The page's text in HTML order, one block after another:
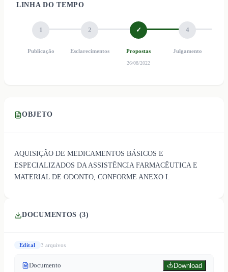
LINHA DO TEMPO
1
Publicação
2
Esclarecimentos
✓
Propostas
26/08/2022
4
Julgamento
OBJETO
AQUISIÇÃO DE MEDICAMENTOS BÁSICOS E
ESPECIALIZADOS DA ASSISTÊNCIA FARMACÊUTICA E
MATERIAL DE ODONTO, CONFORME ANEXO I.
DOCUMENTOS (3)
Edital 3 arquivos
Documento Download